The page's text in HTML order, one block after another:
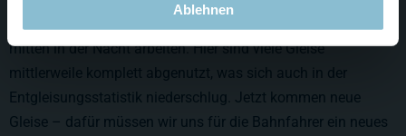
Ablehnen
mitten in der Nacht arbeiten. Hier sind viele Gleise
mittlerweile komplett abgenutzt, was sich auch in der
Entgleisungsstatistik niederschlug. Jetzt kommen neue
Gleise – dafür müssen wir uns für die Bahnfahrer ein neues